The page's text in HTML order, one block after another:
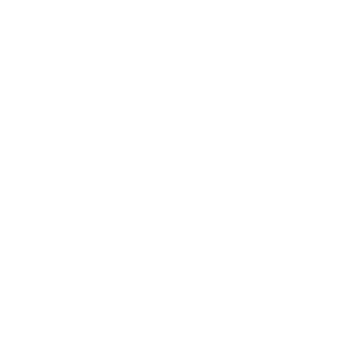
o rozpětí 1130mm z laserem vyřezávaných
základy stavby modelů letadel. Konstrukce